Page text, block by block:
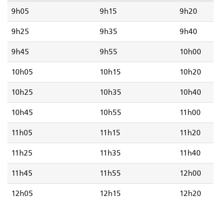
9h05 9h15 9h20
9h25 9h35 9h40
9h45 9h55 10h00
10h05 10h15 10h20
10h25 10h35 10h40
10h45 10h55 11h00
11h05 11h15 11h20
11h25 11h35 11h40
11h45 11h55 12h00
12h05 12h15 12h20